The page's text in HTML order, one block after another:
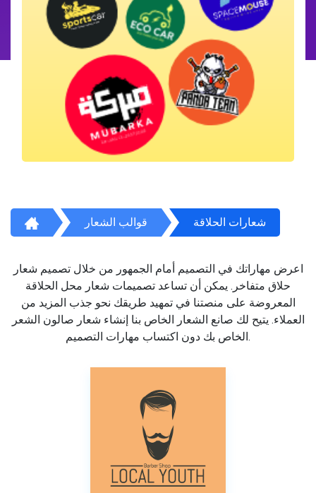
قوالب الشعار شعارات الحلاقة
اعرض مهاراتك في التصميم أمام الجمهور من خلال تصميم شعار
حلاق متفاخر. يمكن أن تساعد تصميمات شعار محل الحلاقة
المعروضة على منصتنا في تمهيد طريقك نحو جذب المزيد من
العملاء. يتيح لك صانع الشعار الخاص بنا إنشاء شعار صالون الشعر
الخاص بك دون اكتساب مهارات التصميم.